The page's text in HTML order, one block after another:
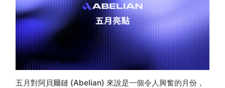
五月對阿貝爾鏈 (Abelian) 來說是一個令人興奮的月份，